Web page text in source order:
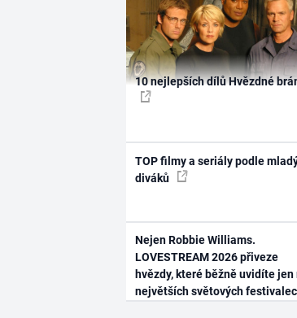
10 nejlepších dílů Hvězdné
TOP filmy a seriály podle
diváků
Nejen Robbie Williams.
LOVESTREAM 2026 přiveze
hvězdy, které běžně uvidíte jen
největších světových